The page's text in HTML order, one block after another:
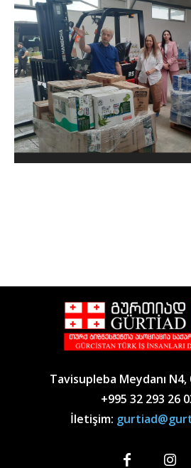
Tavisupleba Meydanı N4,
+995 32 293 26
İletişim: